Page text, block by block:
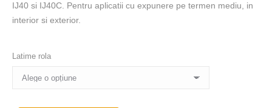
IJ40 si IJ40C. Pentru aplicatii cu expunere pe termen mediu, in
interior si exterior.
Latime rola